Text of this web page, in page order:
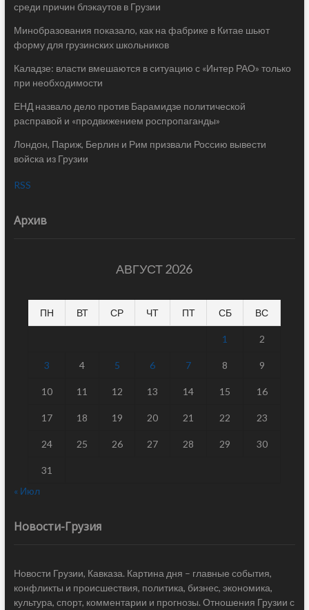
среди причин блэкаутов в Грузии
Минобразования показало, как на фабрике в Китае шьют
форму для грузинских школьников
Каладзе: власти вмешаются в ситуацию с «Интер РАО» только
при необходимости
ЕНД назвало дело против Барамидзе политической
расправой и «продвижением роспропаганды»
Лондон, Париж, Берлин и Рим призвали Россию вывести
войска из Грузии
RSS
Архив
АВГУСТ 2026
ПН ВТ СР ЧТ ПТ СБ ВС
1 2
3 4 5 6 7 8 9
10 11 12 13 14 15 16
17 18 19 20 21 22 23
24 25 26 27 28 29 30
31
« Июл
Новости-Грузия
Новости Грузии, Кавказа. Картина дня – главные события,
конфликты и происшествия, политика, бизнес, экономика,
культура, спорт, комментарии и прогнозы. Отношения Грузии с